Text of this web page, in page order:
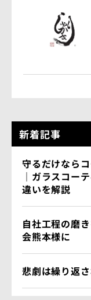
新着記事
守るだけなら
｜ガラスコー
違いを解説
自社工程の磨
会熊本様に
悲劇は繰り返さ